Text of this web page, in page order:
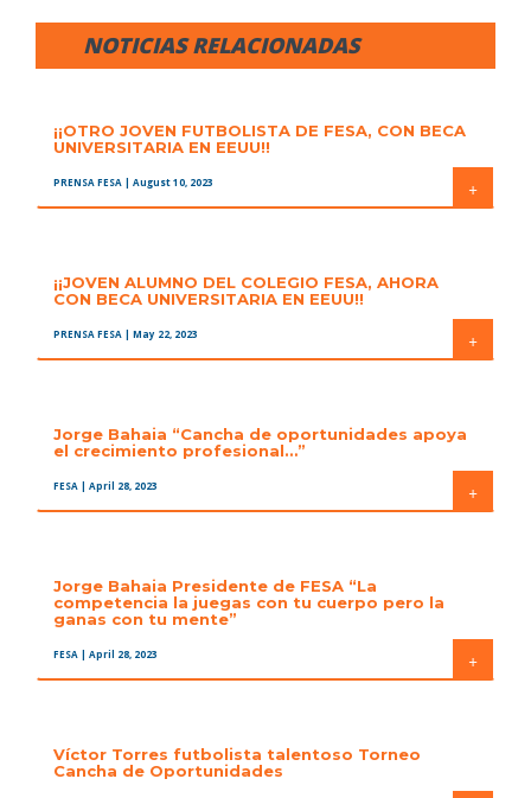
NOTICIAS RELACIONADAS
¡¡OTRO JOVEN FUTBOLISTA DE FESA, CON BECA
UNIVERSITARIA EN EEUU!!
PRENSA FESA | August 10, 2023 +
¡¡JOVEN ALUMNO DEL COLEGIO FESA, AHORA
CON BECA UNIVERSITARIA EN EEUU!!
PRENSA FESA | May 22, 2023 +
Jorge Bahaia “Cancha de oportunidades apoya
el crecimiento profesional…”
FESA | April 28, 2023 +
Jorge Bahaia Presidente de FESA “La
competencia la juegas con tu cuerpo pero la
ganas con tu mente”
FESA | April 28, 2023 +
Víctor Torres futbolista talentoso Torneo
Cancha de Oportunidades